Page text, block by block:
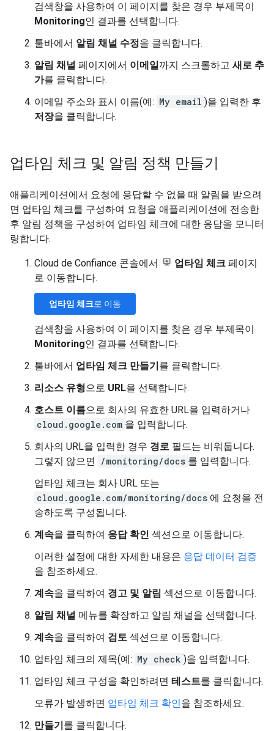
검색창을 사용하여 이 페이지를 찾은 경우 부제목이
Monitoring인 결과를 선택합니다.
툴바에서 알림 채널 수정을 클릭합니다.
알림 채널 페이지에서 이메일까지 스크롤하고 새로 추
가를 클릭합니다.
이메일 주소와 표시 이름(예: My email )을 입력한 후
저장을 클릭합니다.
업타임 체크 및 알림 정책 만들기
애플리케이션에서 요청에 응답할 수 없을 때 알림을 받으려
면 업타임 체크를 구성하여 요청을 애플리케이션에 전송한
후 알림 정책을 구성하여 업타임 체크에 대한 응답을 모니터
링합니다.
Cloud de Confiance 콘솔에서 업타임 체크 페이지
로 이동합니다.
업타임 체크로 이동
검색창을 사용하여 이 페이지를 찾은 경우 부제목이
Monitoring인 결과를 선택합니다.
툴바에서 업타임 체크 만들기를 클릭합니다.
리소스 유형으로 URL을 선택합니다.
호스트 이름으로 회사의 유효한 URL을 입력하거나
cloud.google.com 을 입력합니다.
회사의 URL을 입력한 경우 경로 필드는 비워둡니다.
그렇지 않으면
/monitoring/docs 를 입력합니다.
업타임 체크는 회사 URL 또는
cloud.google.com/monitoring/docs 에 요청을 전
송하도록 구성됩니다.
계속을 클릭하여 응답 확인 섹션으로 이동합니다.
이러한 설정에 대한 자세한 내용은 응답 데이터 검증
을 참조하세요.
계속을 클릭하여 경고 및 알림 섹션으로 이동합니다.
알림 채널 메뉴를 확장하고 알림 채널을 선택합니다.
계속을 클릭하여 검토 섹션으로 이동합니다.
업타임 체크의 제목(예: My check )을 입력합니다.
업타임 체크 구성을 확인하려면 테스트를 클릭합니다.
오류가 발생하면 업타임 체크 확인을 참조하세요.
만들기를 클릭합니다.